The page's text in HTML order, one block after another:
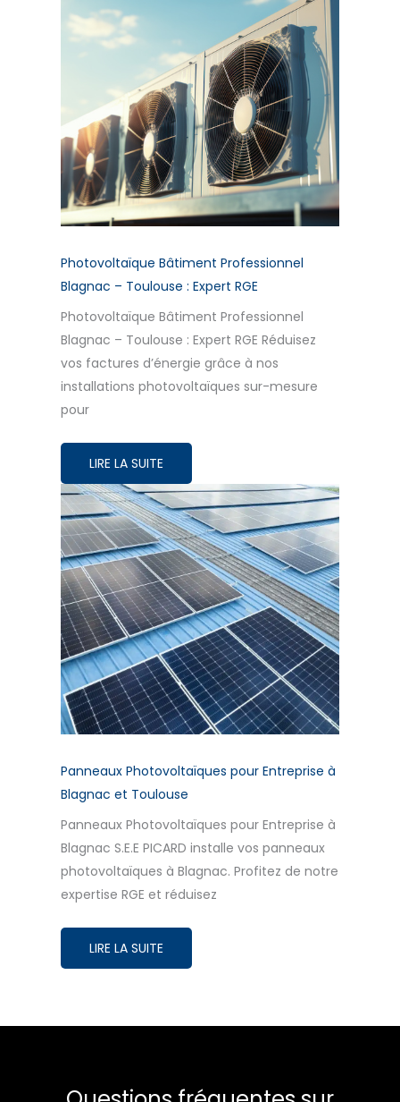
Photovoltaïque Bâtiment Professionnel
Blagnac – Toulouse : Expert RGE
Photovoltaïque Bâtiment Professionnel
Blagnac – Toulouse : Expert RGE Réduisez
vos factures d’énergie grâce à nos
installations photovoltaïques sur-mesure
pour
LIRE LA SUITE
Panneaux Photovoltaïques pour Entreprise à
Blagnac et Toulouse
Panneaux Photovoltaïques pour Entreprise à
Blagnac S.E.E PICARD installe vos panneaux
photovoltaïques à Blagnac. Profitez de notre
expertise RGE et réduisez
LIRE LA SUITE